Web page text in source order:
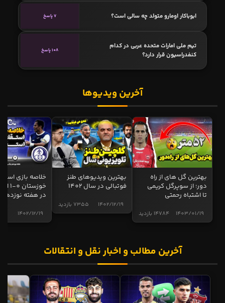
ابوباکار اومارو متولد چه سالی است؟ 7 پاسخ
تیم ملی امارات متحده عربی در کدام
کنفدراسیون قرار دارد؟
108 پاسخ
آخرین ویدیوها
بهترین گل های از راه
دور؛ از سوپرگل کریمی
تا اشتباه رحمتی
14784 بازدید 1403/01/19
بهترین ویدیوهای طنز
فوتبالی در سال 1402
7355 بازدید 1402/12/19
خلاصه بازی
در هفته نوزدهم
1402/12/19
آخرین مطالب و اخبار نقل و انتقالات